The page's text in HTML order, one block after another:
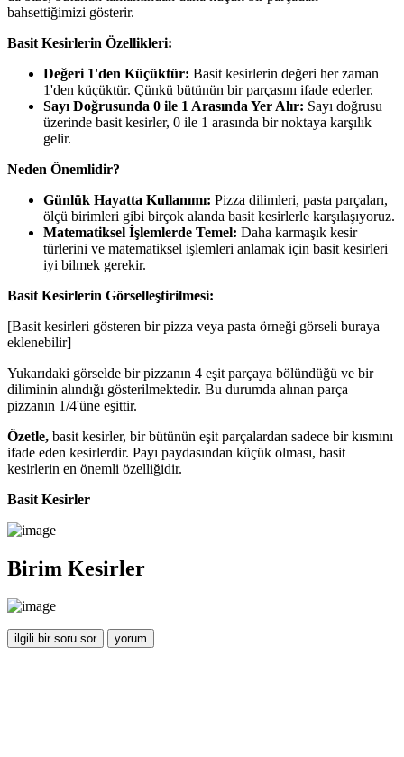
bahsettiğimizi gösterir.
Basit Kesirlerin Özellikleri:
Değeri 1'den Küçüktür: Basit kesirlerin değeri her zaman
1'den küçüktür. Çünkü bütünün bir parçasını ifade ederler.
Sayı Doğrusunda 0 ile 1 Arasında Yer Alır: Sayı doğrusu
üzerinde basit kesirler, 0 ile 1 arasında bir noktaya karşılık
gelir.
Neden Önemlidir?
Günlük Hayatta Kullanımı: Pizza dilimleri, pasta parçaları,
ölçü birimleri gibi birçok alanda basit kesirlerle karşılaşıyoruz.
Matematiksel İşlemlerde Temel: Daha karmaşık kesir
türlerini ve matematiksel işlemleri anlamak için basit kesirleri
iyi bilmek gerekir.
Basit Kesirlerin Görselleştirilmesi:
[Basit kesirleri gösteren bir pizza veya pasta örneği görseli buraya
eklenebilir]
Yukarıdaki görselde bir pizzanın 4 eşit parçaya bölündüğü ve bir
diliminin alındığı gösterilmektedir. Bu durumda alınan parça
pizzanın 1/4'üne eşittir.
Özetle, basit kesirler, bir bütünün eşit parçalardan sadece bir kısmını
ifade eden kesirlerdir. Payı paydasından küçük olması, basit
kesirlerin en önemli özelliğidir.
Basit Kesirler
Birim Kesirler